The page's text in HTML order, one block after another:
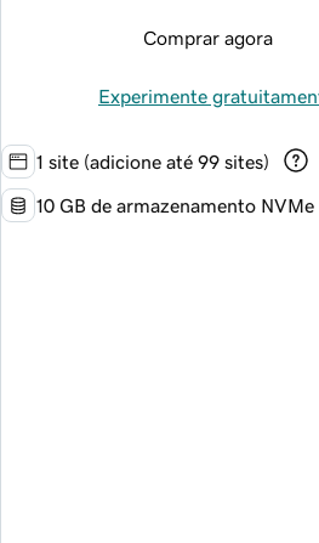
Comprar agora
Experimente
1 site (adicione até 99 sites)
10 GB de armazenamento NVMe